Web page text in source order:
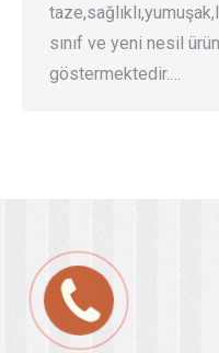
sınıf ve yeni nesil
göstermektedir.…